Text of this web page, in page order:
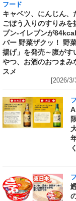
フード
キャベツ、にんじん、
ごぼう入りのすりみを
ブン‐イレブンが
バー 野菜ザクッ！ 野
揚げ」を発売～腹がす
やつ、お酒のおつまみ
スメ
[2026/3/